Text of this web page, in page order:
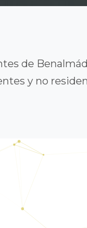
de
y no